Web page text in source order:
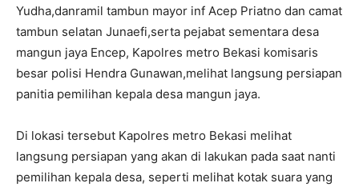
Yudha,danramil tambun mayor inf Acep Priatno dan camat
tambun selatan Junaefi,serta pejabat sementara desa
mangun jaya Encep, Kapolres metro Bekasi komisaris
besar polisi Hendra Gunawan,melihat langsung persiapan
panitia pemilihan kepala desa mangun jaya.
Di lokasi tersebut Kapolres metro Bekasi melihat
langsung persiapan yang akan di lakukan pada saat nanti
pemilihan kepala desa, seperti melihat kotak suara yang